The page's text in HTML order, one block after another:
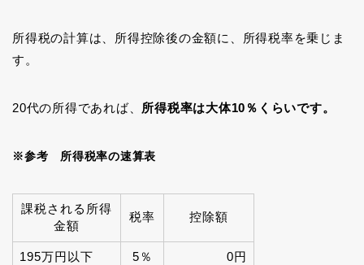
所得税の計算は、所得控除後の金額に、所得税率を乗じま
す。
20代の所得であれば、 所得税率は大体10％くらいです。
※参考 所得税率の速算表
課税される所得
金額
税率 控除額
195万円以下 5％ 0円